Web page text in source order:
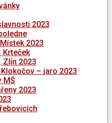
2023
2023
Krteček
Zlín 2023
– jaro 2023
MŠ
2023